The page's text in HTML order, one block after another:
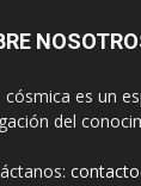
cósmica es un
del